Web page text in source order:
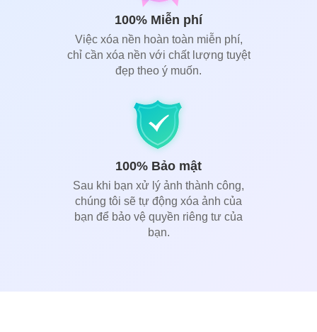
100% Miễn phí
Việc xóa nền hoàn toàn miễn phí,
chỉ cần xóa nền với chất lượng tuyệt
đẹp theo ý muốn.
100% Bảo mật
Sau khi bạn xử lý ảnh thành công,
chúng tôi sẽ tự động xóa ảnh của
bạn để bảo vệ quyền riêng tư của
bạn.